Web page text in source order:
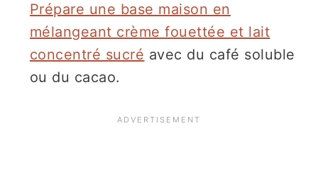
Prépare une base maison en
mélangeant crème fouettée et lait
concentré sucré avec du café soluble
ou du cacao.